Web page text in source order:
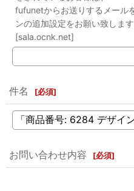
fufunetからお送りするメール
ンの追加設定をお願い致します
[sala.ocnk.net]
件名 [必須]
お問い合わせ内容 [必須]